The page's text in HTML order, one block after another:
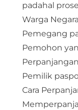
padahal
Warga
Pemegang
Pemohon
Pemilik
Cara